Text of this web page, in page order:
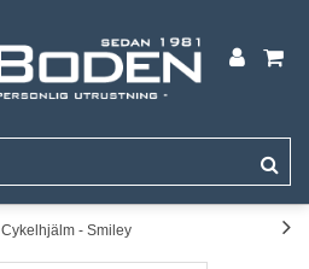
Cykelhjälm - Smiley